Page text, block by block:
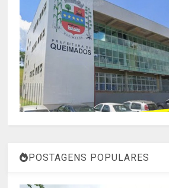
POSTAGENS POPULARES